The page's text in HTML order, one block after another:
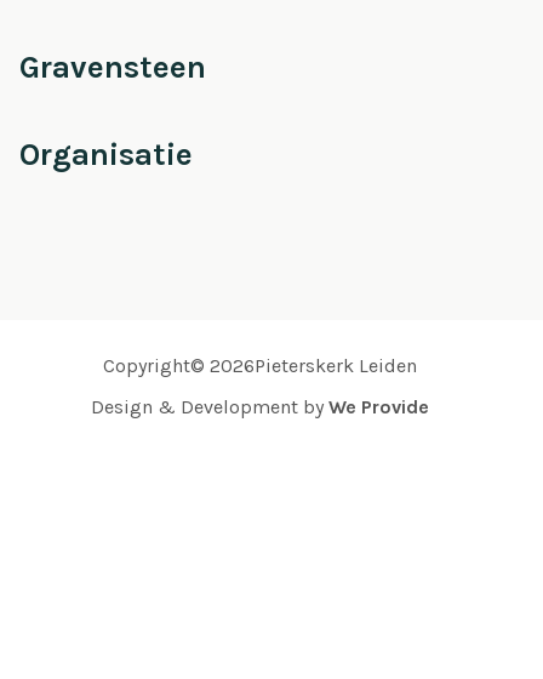
Gravensteen
Organisatie
Copyright© 2026Pieterskerk Leiden
Design & Development by We Provide